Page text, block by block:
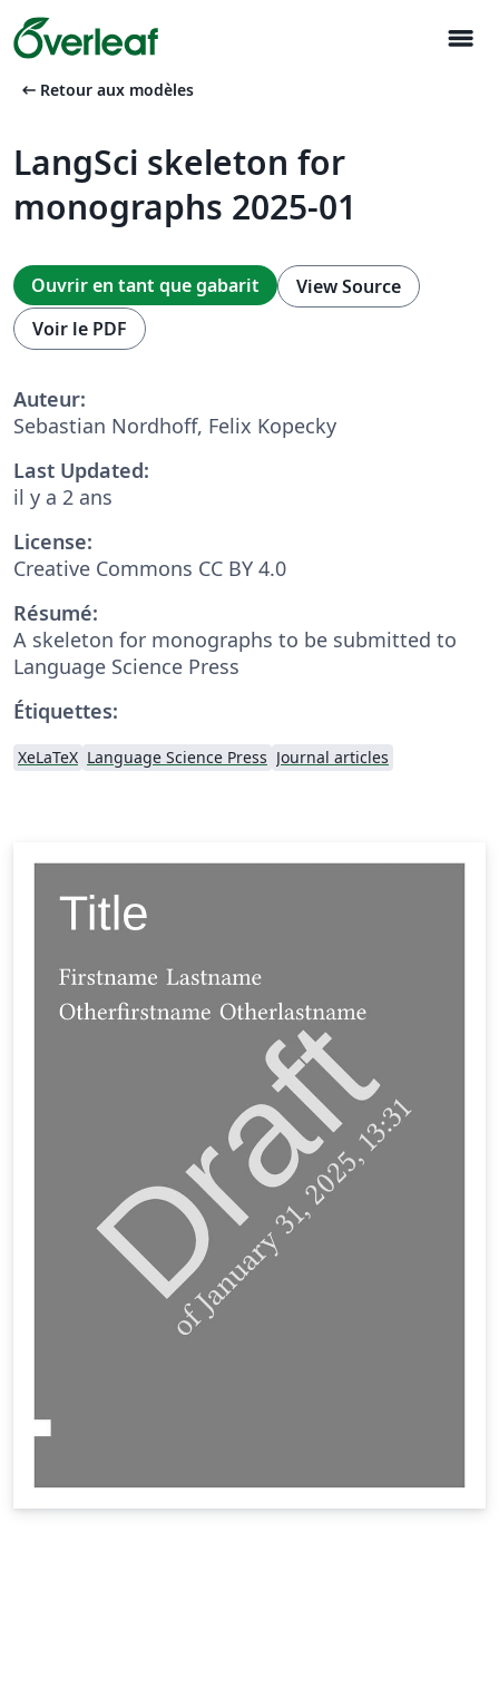
menu
arrow_left_alt Retour aux modèles
LangSci skeleton for
monographs 2025-01
Ouvrir en tant que gabarit
View Source
Voir le PDF
Auteur:
Sebastian Nordhoff, Felix Kopecky
Last Updated:
il y a 2 ans
License:
Creative Commons CC BY 4.0
Résumé:
A skeleton for monographs to be submitted to
Language Science Press
Étiquettes:
XeLaTeX Language Science Press Journal articles